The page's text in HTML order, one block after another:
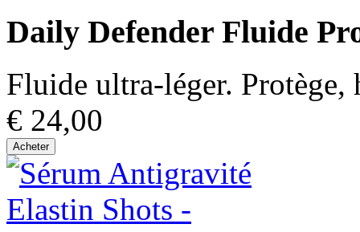
Daily Defender Fluide
Fluide ultra-léger.
€ 24,00
Acheter